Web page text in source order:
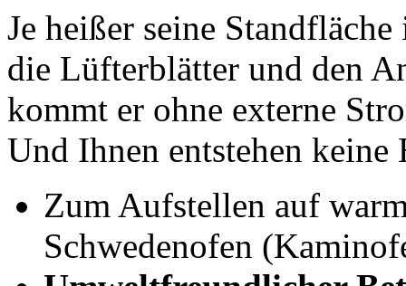
Je heißer seine
die Lüfterblätter und den
kommt er ohne externe
Und Ihnen entstehen keine
Zum Aufstellen auf
Schwedenofen